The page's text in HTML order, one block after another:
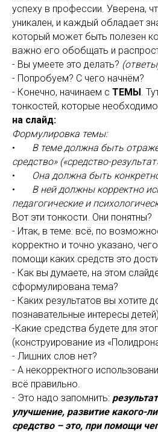
успеху в профессии. Уверена,
уникален, и каждый обладает
который может быть полезен
важно его обобщать и
- Вы умеете это делать?
- Попробуем? С чего начнём?
- Конечно, начинаем с ТЕМЫ.
тонкостей, которые
на слайд:
Формулировка темы:
• В теме должна быть
средство» («средство-
•
Она должна быть
• В ней должны корректно
педагогические и
Вот эти тонкости. Они понятны?
- Итак, в теме: всё, по
корректно и точно указано,
помощи каких средств это
- Как вы думаете, на этом
сформулирована тема?
- Каких результатов вы хотите
познавательные интересы
-Какие средства будете для
(конструирование из
- Лишних слов нет?
- А некорректного
всё правильно.
- Это надо запомнить:
улучшение, развитие какого-
средство – это, при помощи